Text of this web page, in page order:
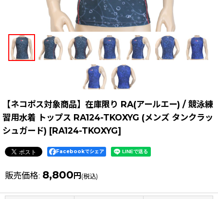
【ネコポス対象商品】在庫限り RA(アールエー) / 競泳練
習用水着 トップス RA124-TKOXYG (メンズ タンクラッ
シュガード) [RA124-TKOXYG]
Facebookでシェア
販売価格: 8,800 円 (税込)